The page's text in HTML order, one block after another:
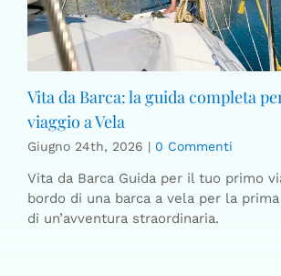
Vita da Barca: la guida completa
viaggio a Vela
Giugno 24th, 2026 | 0 Commenti
Vita da Barca Guida per il tuo primo
bordo di una barca a vela per la
di un’avventura straordinaria.